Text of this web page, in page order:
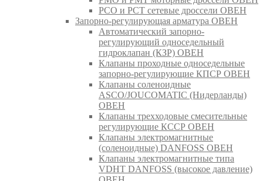
РСО и РСТ сетевые дроссели ОВЕН
Запорно-регулирующая арматура ОВЕН
Автоматический запорно-
регулирующий односедельный
гидроклапан (КЗР) ОВЕН
Клапаны проходные односедельные
запорно-регулирующие КПСР ОВЕН
Клапаны соленоидные
ASCO/JOUCOMATIC (Нидерланды)
ОВЕН
Клапаны трехходовые смесительные
регулирующие КССР ОВЕН
Клапаны электромагнитные
(соленоидные) DANFOSS ОВЕН
Клапаны электромагнитные типа
VDHT DANFOSS (высокое давление)